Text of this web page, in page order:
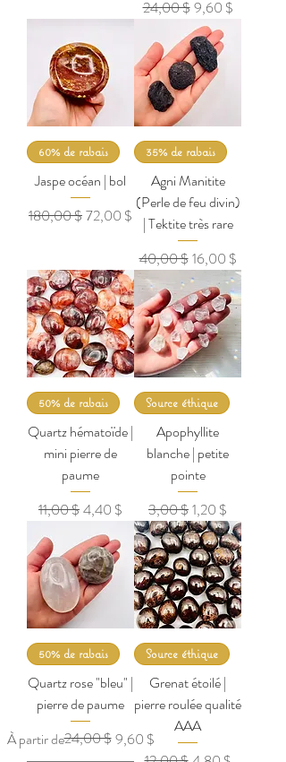
Prix original
24,00 $Prix promotionnel
9,60 $
60% de rabais
Jaspe océan | bol
Prix original
180,00 $Prix promotionnel
72,00 $
35% de rabais
Agni Manitite
(Perle de feu divin)
| Tektite très rare
Prix original
40,00 $Prix promotionnel
16,00 $
50% de rabais
Quartz hématoïde |
mini pierre de
paume
Prix original
11,00 $Prix promotionnel
4,40 $
Source éthique
Apophyllite
blanche | petite
pointe
Prix original
3,00 $Prix promotionnel
1,20 $
50% de rabais
Quartz rose "bleu" |
pierre de paume
À partir de
Prix original24,00 $9,60 $
Prix promotionnel
Source éthique
Grenat étoilé |
pierre roulée qualité
AAA